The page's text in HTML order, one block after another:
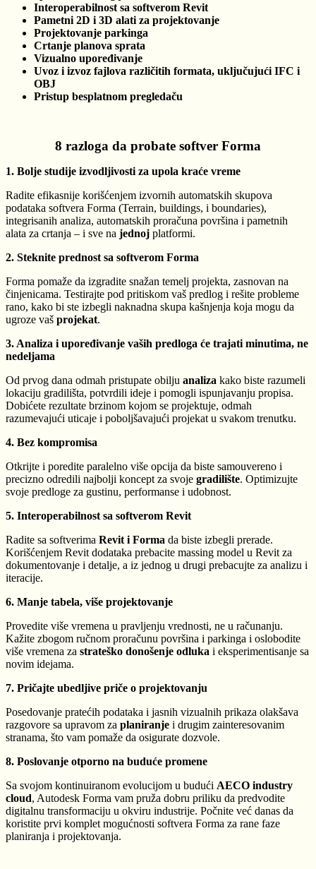
Interoperabilnost sa softverom Revit
Pametni 2D i 3D alati za projektovanje
Projektovanje parkinga
Crtanje planova sprata
Vizualno upoređivanje
Uvoz i izvoz fajlova različitih formata, uključujući IFC i
OBJ
Pristup besplatnom pregledaču
8 razloga da probate softver Forma
1. Bolje studije izvodljivosti za upola kraće vreme
Radite efikasnije korišćenjem izvornih automatskih skupova
podataka softvera Forma (Terrain, buildings, i boundaries),
integrisanih analiza, automatskih proračuna površina i pametnih
alata za crtanja – i sve na jednoj platformi.
2. Steknite prednost sa softverom Forma
Forma pomaže da izgradite snažan temelj projekta, zasnovan na
činjenicama. Testirajte pod pritiskom vaš predlog i rešite probleme
rano, kako bi ste izbegli naknadna skupa kašnjenja koja mogu da
ugroze vaš projekat.
3. Analiza i upoređivanje vaših predloga će trajati minutima, ne
nedeljama
Od prvog dana odmah pristupate obilju analiza kako biste razumeli
lokaciju gradilišta, potvrdili ideje i pomogli ispunjavanju propisa.
Dobićete rezultate brzinom kojom se projektuje, odmah
razumevajući uticaje i poboljšavajući projekat u svakom trenutku.
4. Bez kompromisa
Otkrijte i poredite paralelno više opcija da biste samouvereno i
precizno odredili najbolji koncept za svoje gradilište. Optimizujte
svoje predloge za gustinu, performanse i udobnost.
5. Interoperabilnost sa softverom Revit
Radite sa softverima Revit i Forma da biste izbegli prerade.
Korišćenjem Revit dodataka prebacite massing model u Revit za
dokumentovanje i detalje, a iz jednog u drugi prebacujte za analizu i
iteracije.
6. Manje tabela, više projektovanje
Provedite više vremena u pravljenju vrednosti, ne u računanju.
Kažite zbogom ručnom proračunu površina i parkinga i oslobodite
više vremena za strateško donošenje odluka i eksperimentisanje sa
novim idejama.
7. Pričajte ubedljive priče o projektovanju
Posedovanje pratećih podataka i jasnih vizualnih prikaza olakšava
razgovore sa upravom za planiranje i drugim zainteresovanim
stranama, što vam pomaže da osigurate dozvole.
8. Poslovanje otporno na buduće promene
Sa svojom kontinuiranom evolucijom u budući AECO industry
cloud, Autodesk Forma vam pruža dobru priliku da predvodite
digitalnu transformaciju u okviru industrije. Počnite već danas da
koristite prvi komplet mogućnosti softvera Forma za rane faze
planiranja i projektovanja.